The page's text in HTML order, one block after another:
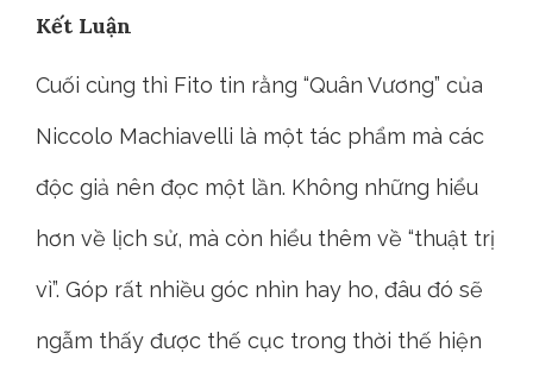
Kết Luận
Cuối cùng thì Fito tin rằng “Quân Vương” của
Niccolo Machiavelli là một tác phẩm mà các
độc giả nên đọc một lần. Không những hiểu
hơn về lịch sử, mà còn hiểu thêm về “thuật trị
vì”. Góp rất nhiều góc nhìn hay ho, đâu đó sẽ
ngẫm thấy được thế cục trong thời thế hiện